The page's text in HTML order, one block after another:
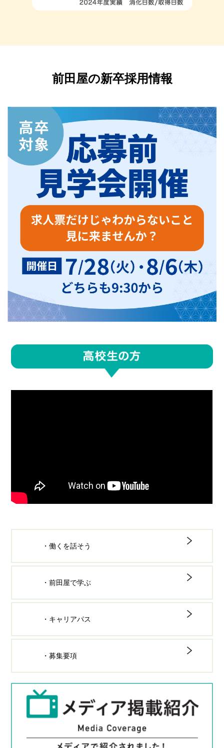
前田屋の新卒採用情報
・働くを話そう
・前田屋で学ぶ
・キャリアパス
・募集要項